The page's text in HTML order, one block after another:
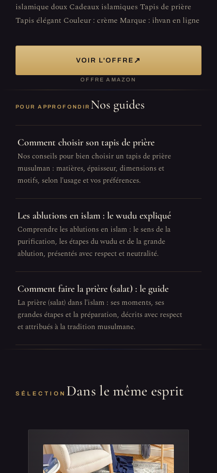
islamique doux Cadeaux islamiques Tapis de prière
Tapis élégant Couleur : crème Marque : ihvan en ligne
VOIR L'OFFRE ↗
OFFRE AMAZON
POUR APPROFONDIR Nos guides
Comment choisir son tapis de prière
Nos conseils pour bien choisir un tapis de prière
musulman : matières, épaisseur, dimensions et
motifs, selon l'usage et vos préférences.
Les ablutions en islam : le wudu expliqué
Comprendre les ablutions en islam : le sens de la
purification, les étapes du wudu et de la grande
ablution, présentés avec respect et neutralité.
Comment faire la prière (salat) : le guide
La prière (salat) dans l'islam : ses moments, ses
grandes étapes et la préparation, décrits avec respect
et attribués à la tradition musulmane.
SÉLECTION Dans le même esprit